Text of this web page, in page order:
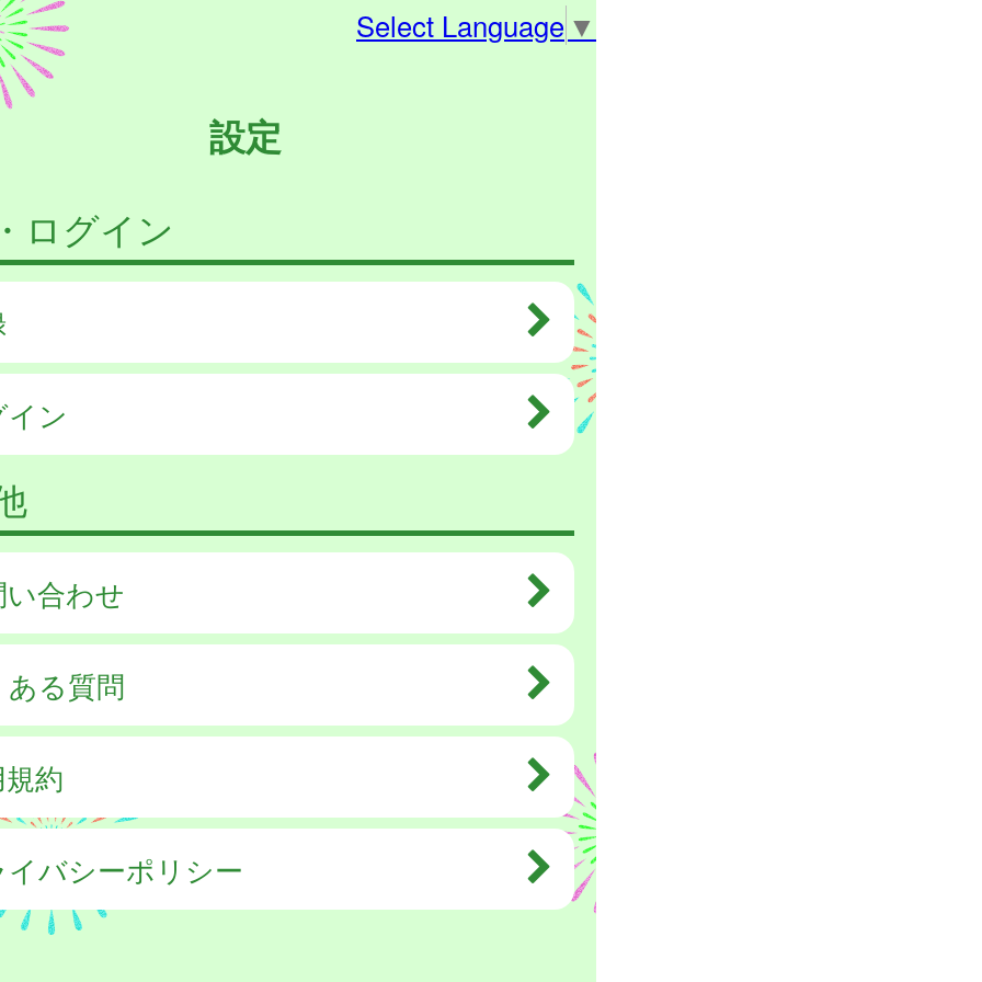
Select Language ▼
設定
ログイン
ン
合わせ
る質問
約
バシーポリシー